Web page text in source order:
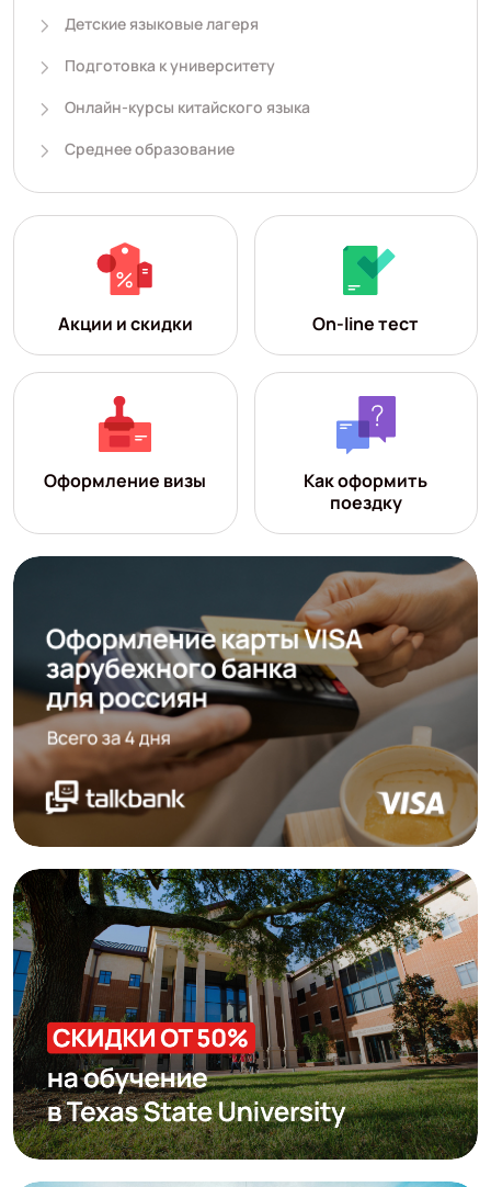
Детские языковые лагеря
Подготовка к университету
Онлайн-курсы китайского языка
Среднее образование
Акции и скидки On-line тест
Оформление визы
Как оформить
поездку